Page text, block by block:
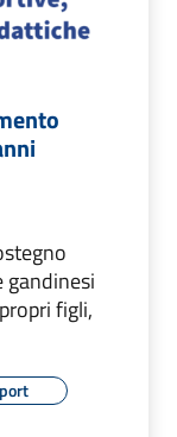
gandinesi
figli,